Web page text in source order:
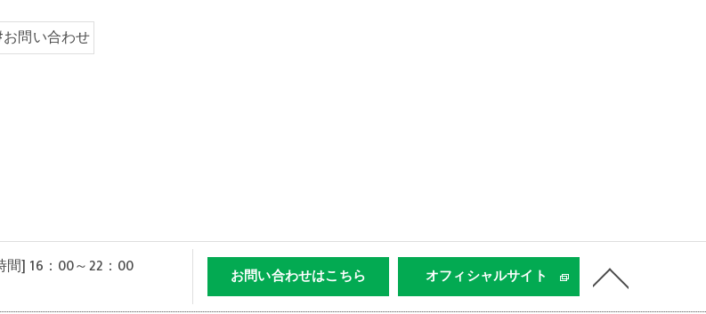
問い合わせ
間] 16：00～22：00
お問い合わせはこちら オフィシャルサイト